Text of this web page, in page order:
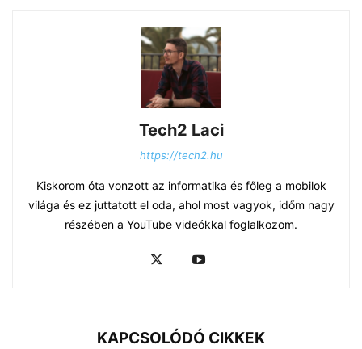
Tech2 Laci
https://tech2.hu
Kiskorom óta vonzott az informatika és főleg a mobilok
világa és ez juttatott el oda, ahol most vagyok, időm nagy
részében a YouTube videókkal foglalkozom.
KAPCSOLÓDÓ CIKKEK